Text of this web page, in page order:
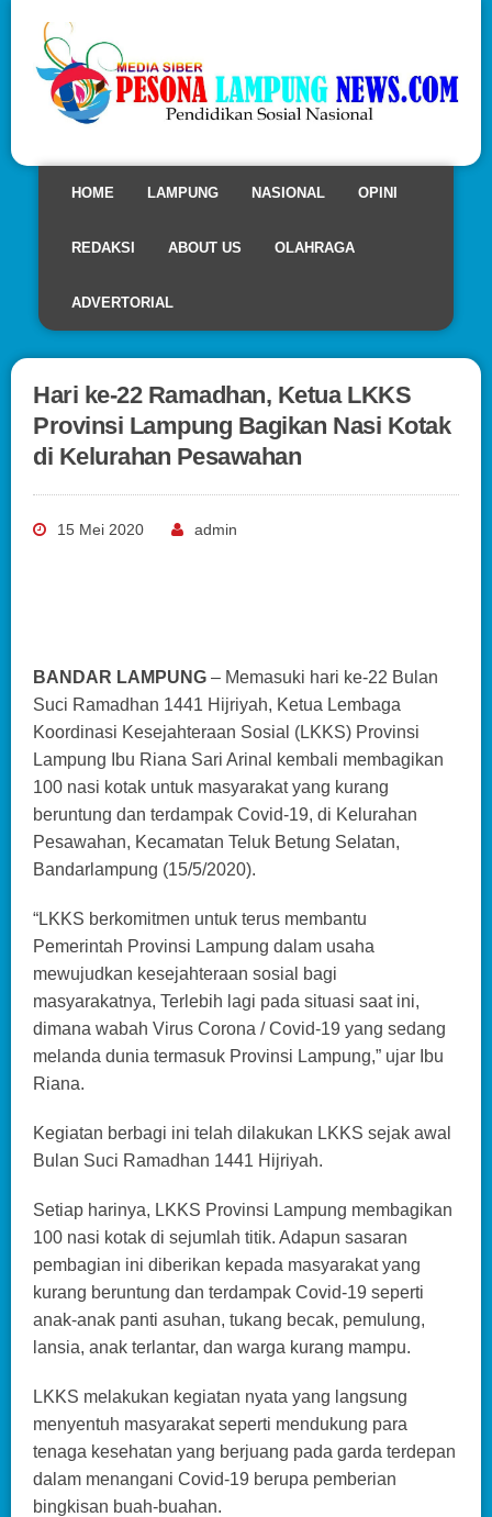
HOME LAMPUNG NASIONAL OPINI
REDAKSI ABOUT US OLAHRAGA
ADVERTORIAL
Hari ke-22 Ramadhan, Ketua LKKS
Provinsi Lampung Bagikan Nasi Kotak
di Kelurahan Pesawahan
15 Mei 2020 admin
BANDAR LAMPUNG – Memasuki hari ke-22 Bulan
Suci Ramadhan 1441 Hijriyah, Ketua Lembaga
Koordinasi Kesejahteraan Sosial (LKKS) Provinsi
Lampung Ibu Riana Sari Arinal kembali membagikan
100 nasi kotak untuk masyarakat yang kurang
beruntung dan terdampak Covid-19, di Kelurahan
Pesawahan, Kecamatan Teluk Betung Selatan,
Bandarlampung (15/5/2020).
“LKKS berkomitmen untuk terus membantu
Pemerintah Provinsi Lampung dalam usaha
mewujudkan kesejahteraan sosial bagi
masyarakatnya, Terlebih lagi pada situasi saat ini,
dimana wabah Virus Corona / Covid-19 yang sedang
melanda dunia termasuk Provinsi Lampung,” ujar Ibu
Riana.
Kegiatan berbagi ini telah dilakukan LKKS sejak awal
Bulan Suci Ramadhan 1441 Hijriyah.
Setiap harinya, LKKS Provinsi Lampung membagikan
100 nasi kotak di sejumlah titik. Adapun sasaran
pembagian ini diberikan kepada masyarakat yang
kurang beruntung dan terdampak Covid-19 seperti
anak-anak panti asuhan, tukang becak, pemulung,
lansia, anak terlantar, dan warga kurang mampu.
LKKS melakukan kegiatan nyata yang langsung
menyentuh masyarakat seperti mendukung para
tenaga kesehatan yang berjuang pada garda terdepan
dalam menangani Covid-19 berupa pemberian
bingkisan buah-buahan.